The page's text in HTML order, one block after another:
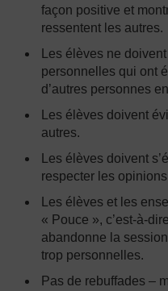
façon positive et
ressentent les autres.
Les élèves ne
personnelles qui ont
d’autres personnes
Les élèves doivent
autres.
Les élèves doivent
respecter les
Les élèves et les
« Pouce », c’est-à-
abandonne la
trop personnelles.
Pas de rebuffades –